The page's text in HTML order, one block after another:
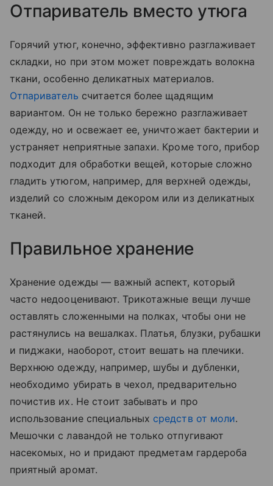
Отпариватель вместо утюга
Горячий утюг, конечно, эффективно разглаживает
складки, но при этом может повреждать волокна
ткани, особенно деликатных материалов.
Отпариватель считается более щадящим
вариантом. Он не только бережно разглаживает
одежду, но и освежает ее, уничтожает бактерии и
устраняет неприятные запахи. Кроме того, прибор
подходит для обработки вещей, которые сложно
гладить утюгом, например, для верхней одежды,
изделий со сложным декором или из деликатных
тканей.
Правильное хранение
Хранение одежды — важный аспект, который
часто недооценивают. Трикотажные вещи лучше
оставлять сложенными на полках, чтобы они не
растянулись на вешалках. Платья, блузки, рубашки
и пиджаки, наоборот, стоит вешать на плечики.
Верхнюю одежду, например, шубы и дубленки,
необходимо убирать в чехол, предварительно
почистив их. Не стоит забывать и про
использование специальных средств от моли.
Мешочки с лавандой не только отпугивают
насекомых, но и придают предметам гардероба
приятный аромат.